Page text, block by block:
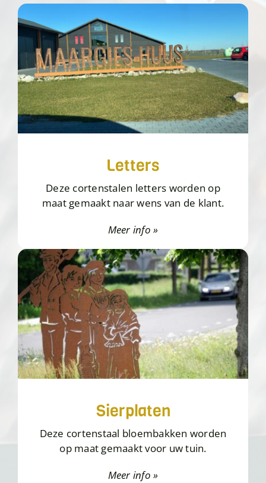
Letters
Deze cortenstalen letters worden op
maat gemaakt naar wens van de klant.
Meer info »
Sierplaten
Deze cortenstaal bloembakken worden
op maat gemaakt voor uw tuin.
Meer info »